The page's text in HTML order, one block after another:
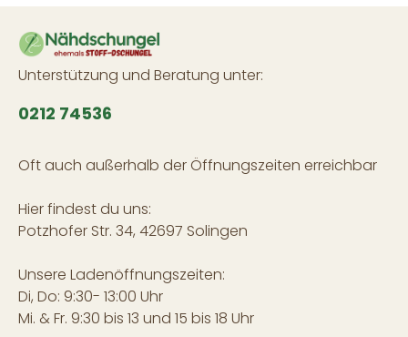
Unterstützung und Beratung unter:
0212 74536
Oft auch außerhalb der Öffnungszeiten erreichbar
Hier findest du uns:
Potzhofer Str. 34, 42697 Solingen
Unsere Ladenöffnungszeiten:
Di, Do: 9:30- 13:00 Uhr
Mi. & Fr. 9:30 bis 13 und 15 bis 18 Uhr